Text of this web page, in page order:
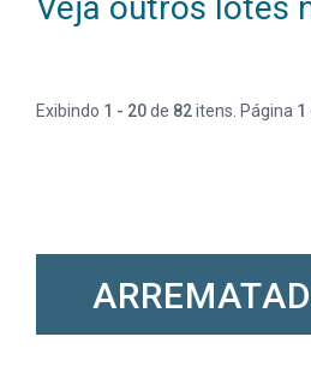
Exibindo 1 - 20de 82itens. Página 1